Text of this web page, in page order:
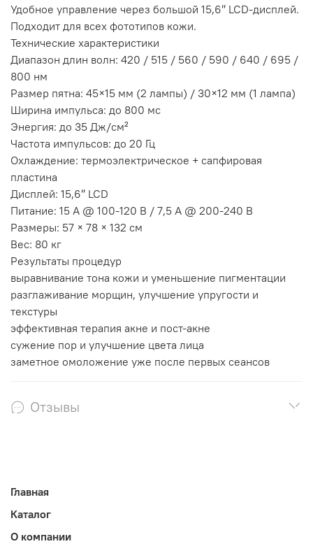
Удобное управление через большой 15,6″ LCD-дисплей.
Подходит для всех фототипов кожи.
Технические характеристики
Диапазон длин волн: 420 / 515 / 560 / 590 / 640 / 695 /
800 нм
Размер пятна: 45×15 мм (2 лампы) / 30×12 мм (1 лампа)
Ширина импульса: до 800 мс
Энергия: до 35 Дж/см²
Частота импульсов: до 20 Гц
Охлаждение: термоэлектрическое + сапфировая
пластина
Дисплей: 15,6″ LCD
Питание: 15 А @ 100-120 В / 7,5 А @ 200-240 В
Размеры: 57 × 78 × 132 см
Вес: 80 кг
Результаты процедур
выравнивание тона кожи и уменьшение пигментации
разглаживание морщин, улучшение упругости и
текстуры
эффективная терапия акне и пост-акне
сужение пор и улучшение цвета лица
заметное омоложение уже после первых сеансов
Отзывы
Главная
Каталог
О компании